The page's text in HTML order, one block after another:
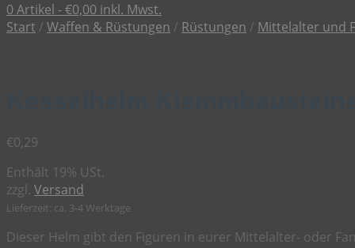
0 Artikel -€0,00 inkl. Mwst.
Start / Waffen & Rüstungen / Rüstungen / Mittelalter und
€0,29
Enthält 19% USt.
zzgl. Versand
Lieferzeit: ca. 3-4 Werktage
Dieser Helm gibt den Figuren in eurer Mittelalter- oder